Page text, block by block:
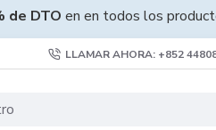
de DTO en en todos los
LLAMAR AHORA: +852